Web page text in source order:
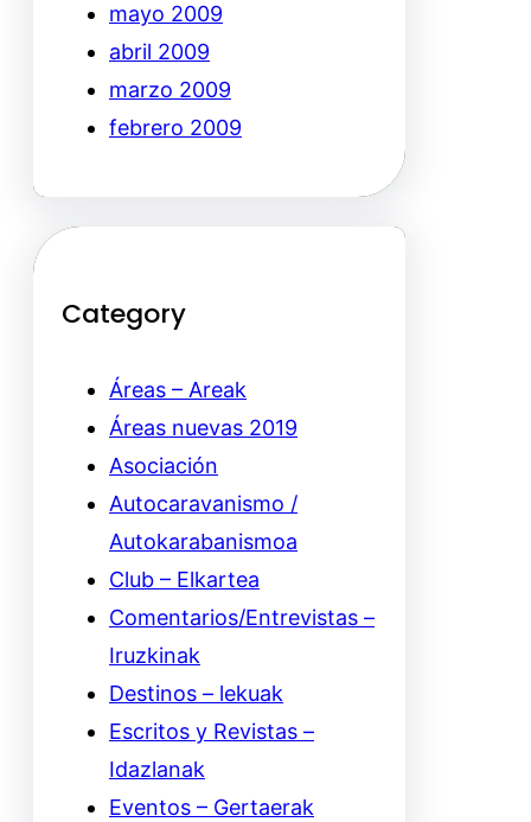
mayo 2009
abril 2009
marzo 2009
febrero 2009
Category
Áreas – Areak
Áreas nuevas 2019
Asociación
Autocaravanismo /
Autokarabanismoa
Club – Elkartea
Comentarios/Entrevistas –
Iruzkinak
Destinos – lekuak
Escritos y Revistas –
Idazlanak
Eventos – Gertaerak